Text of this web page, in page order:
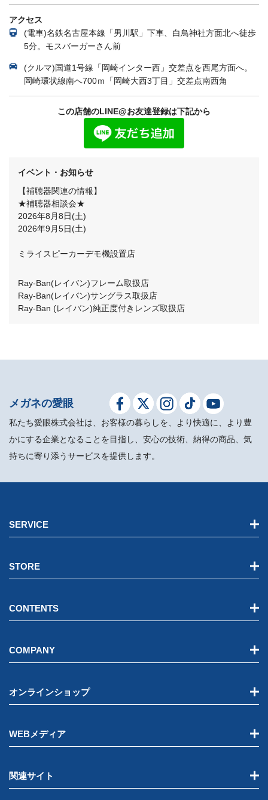
アクセス
(電車)名鉄名古屋本線「男川駅」下車、白鳥神社方面北へ徒歩
5分。モスバーガーさん前
(クルマ)国道1号線「岡崎インター西」交差点を西尾方面へ。
岡崎環状線南へ700ｍ「岡崎大西3丁目」交差点南西角
この店舗のLINE@お友達登録は下記から
イベント・お知らせ
【補聴器関連の情報】
★補聴器相談会★
2026年8月8日(土)
2026年9月5日(土)
ミライスピーカーデモ機設置店
Ray-Ban(レイバン)フレーム取扱店
Ray-Ban(レイバン)サングラス取扱店
Ray-Ban (レイバン)純正度付きレンズ取扱店
メガネの愛眼
私たち愛眼株式会社は、お客様の暮らしを、より快適に、より豊
かにする企業となることを目指し、安心の技術、納得の商品、気
持ちに寄り添うサービスを提供します。
SERVICE
STORE
CONTENTS
COMPANY
オンラインショップ
WEBメディア
関連サイト